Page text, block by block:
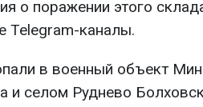
о поражении этого
Telegram-каналы.
в военный объект
и селом Руднево